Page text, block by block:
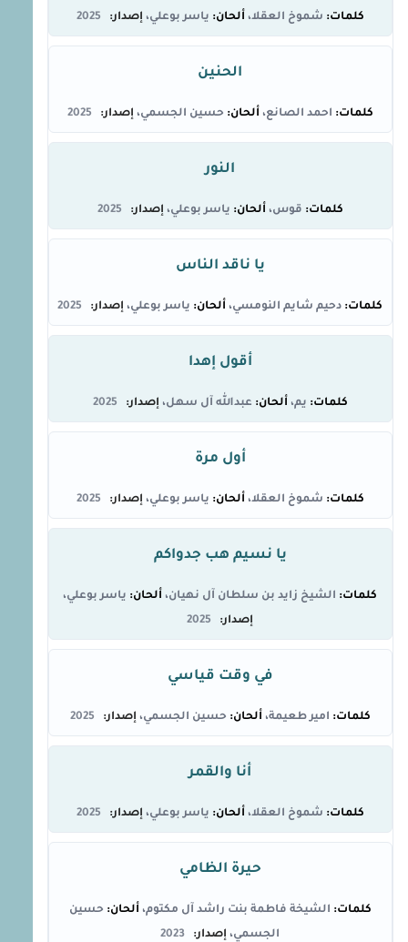
شموخ العقلا ياسر بوعلي 2025
الحنين
احمد الصانع حسين الجسمي 2025
النور
قوس ياسر بوعلي 2025
يا ناقد الناس
دحيم شايم النومسي ياسر بوعلي 2025
أقول إهدا
يم عبدالله آل سهل 2025
أول مرة
شموخ العقلا ياسر بوعلي 2025
يا نسيم هب جدواكم
الشيخ زايد بن سلطان آل نهيان
ياسر بوعلي
2025
في وقت قياسي
امير طعيمة حسين الجسمي 2025
أنا والقمر
شموخ العقلا ياسر بوعلي 2025
حيرة الظامي
الشيخة فاطمة بنت راشد آل مكتوم
حسين
الجسمي
2023